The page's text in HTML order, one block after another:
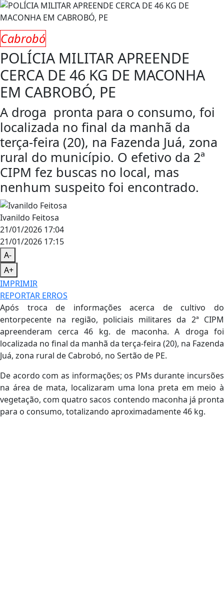
Cabrobó
POLÍCIA MILITAR APREENDE
CERCA DE 46 KG DE MACONHA
EM CABROBÓ, PE
A droga pronta para o consumo, foi
localizada no final da manhã da
terça-feira (20), na Fazenda Juá, zona
rural do município. O efetivo da 2ª
CIPM fez buscas no local, mas
nenhum suspeito foi encontrado.
Ivanildo Feitosa
21/01/2026 17:04
21/01/2026 17:15
A-
A+
IMPRIMIR
REPORTAR ERROS
Após troca de informações acerca de cultivo do
entorpecente na região, policiais militares da 2ª CIPM
apreenderam cerca 46 kg. de maconha. A droga foi
localizada no final da manhã da terça-feira (20), na Fazenda
Juá, zona rural de Cabrobó, no Sertão de PE.
De acordo com as informações; os PMs durante incursões
na área de mata, localizaram uma lona preta em meio à
vegetação, com quatro sacos contendo maconha já pronta
para o consumo, totalizando aproximadamente 46 kg.